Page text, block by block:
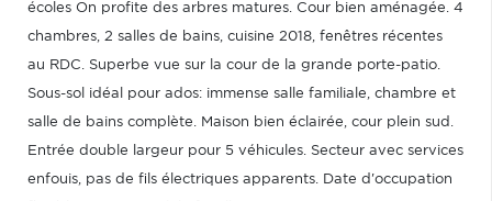
écoles On profite des arbres matures. Cour bien aménagée. 4
chambres, 2 salles de bains, cuisine 2018, fenêtres récentes
au RDC. Superbe vue sur la cour de la grande porte-patio.
Sous-sol idéal pour ados: immense salle familiale, chambre et
salle de bains complète. Maison bien éclairée, cour plein sud.
Entrée double largeur pour 5 véhicules. Secteur avec services
enfouis, pas de fils électriques apparents. Date d'occupation